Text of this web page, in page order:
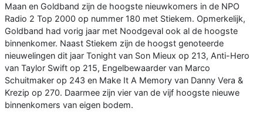
Maan en Goldband zijn de hoogste nieuwkomers in de NPO
Radio 2 Top 2000 op nummer 180 met Stiekem. Opmerkelijk,
Goldband had vorig jaar met Noodgeval ook al de hoogste
binnenkomer. Naast Stiekem zijn de hoogst genoteerde
nieuwelingen dit jaar Tonight van Son Mieux op 213, Anti-Hero
van Taylor Swift op 215, Engelbewaarder van Marco
Schuitmaker op 243 en Make It A Memory van Danny Vera &
Krezip op 270. Daarmee zijn vier van de vijf hoogste nieuwe
binnenkomers van eigen bodem.